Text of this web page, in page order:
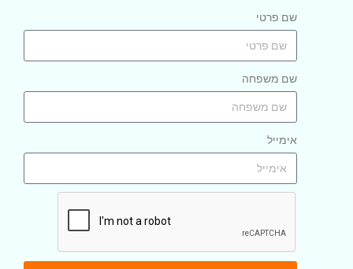
שם פרטי
שם משפחה
אימייל